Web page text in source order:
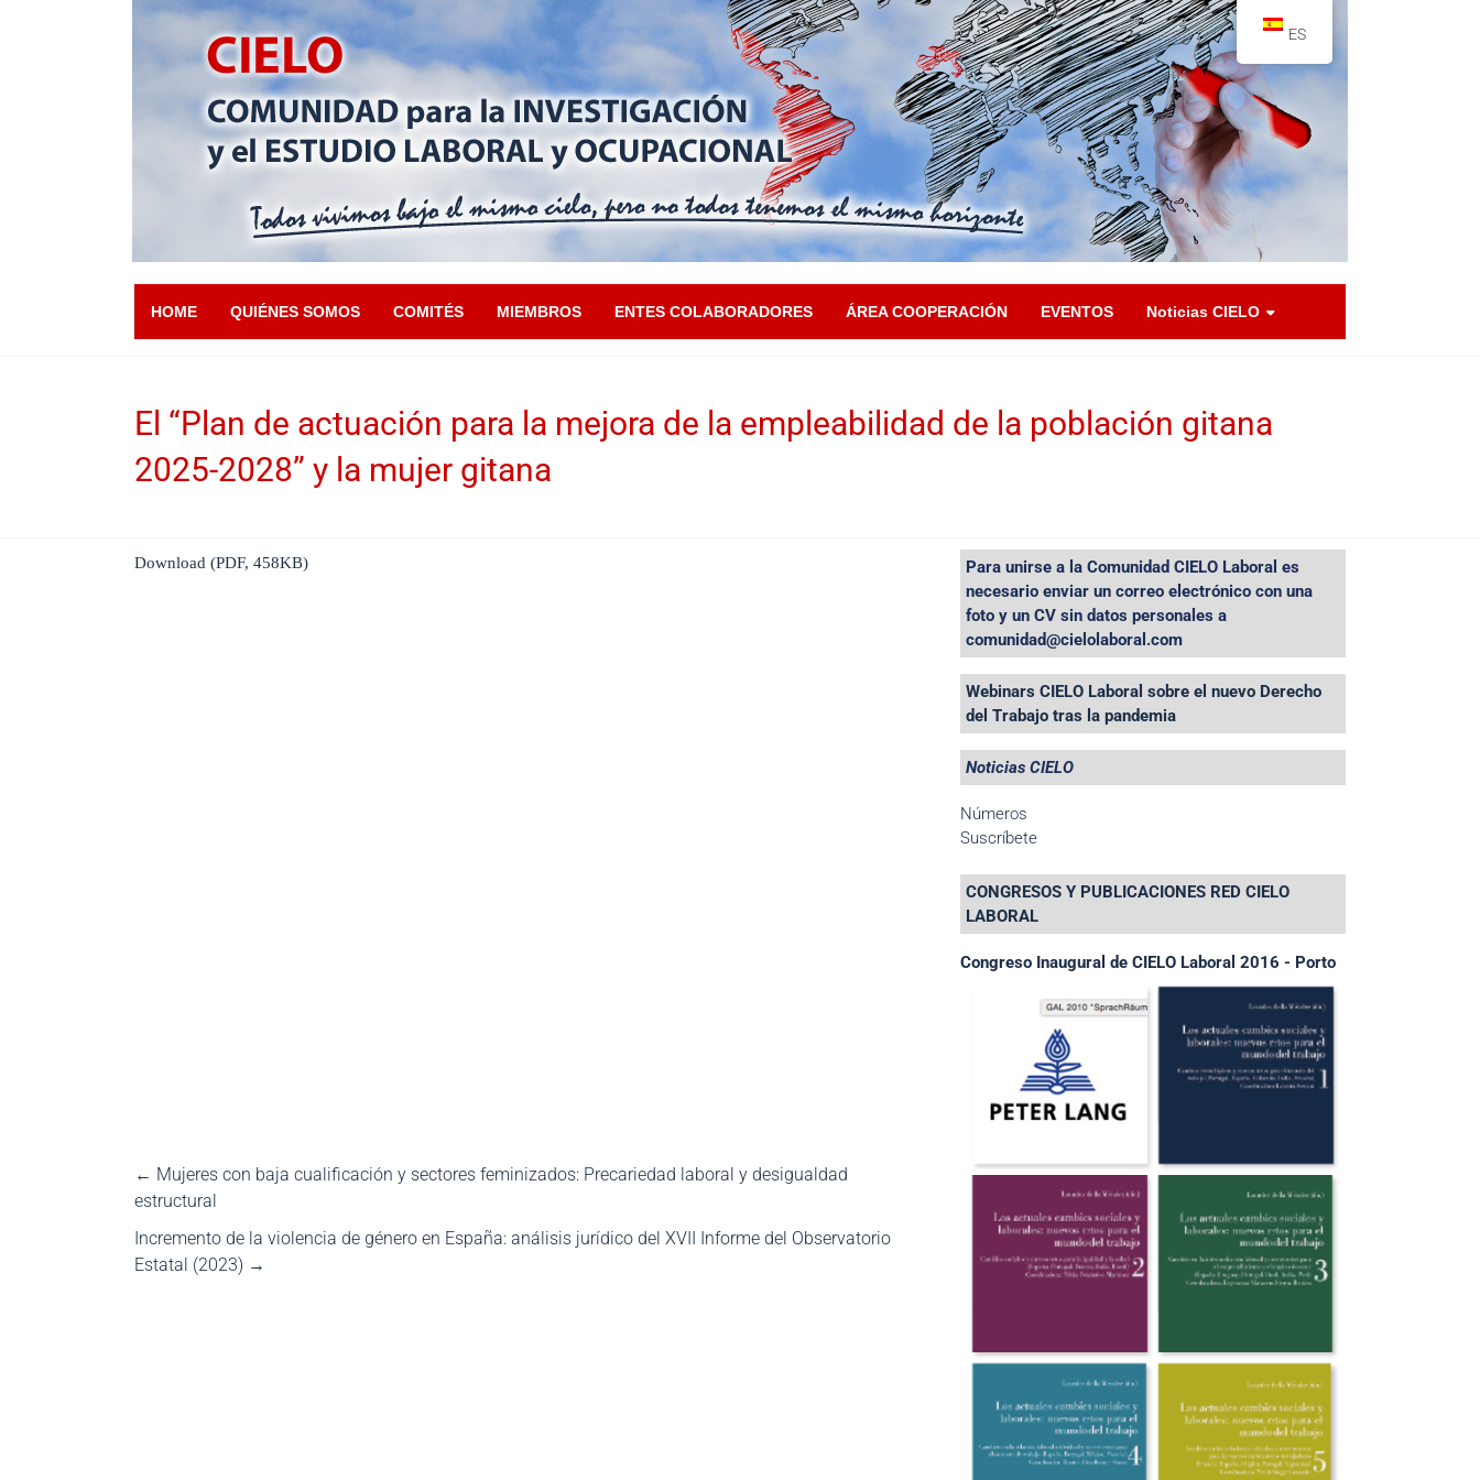
HOME QUIÉNES SOMOS COMITÉS MIEMBROS ENTES COLABORADORES ÁREA COOPERACIÓN EVENTOS Noticias CIELO
El “Plan de actuación para la mejora de la empleabilidad de la población gitana
2025-2028” y la mujer gitana
Download (PDF, 458KB)
← Mujeres con baja cualificación y sectores feminizados: Precariedad laboral y desigualdad
estructural
Incremento de la violencia de género en España: análisis jurídico del XVII Informe del Observatorio
Estatal (2023) →
Para unirse a la Comunidad CIELO Laboral es
necesario enviar un correo electrónico con una
foto y un CV sin datos personales a
comunidad@cielolaboral.com
Webinars CIELO Laboral sobre el nuevo Derecho
del Trabajo tras la pandemia
Noticias CIELO
Números
Suscríbete
CONGRESOS Y PUBLICACIONES RED CIELO
LABORAL
Congreso Inaugural de CIELO Laboral 2016 - Porto
ES